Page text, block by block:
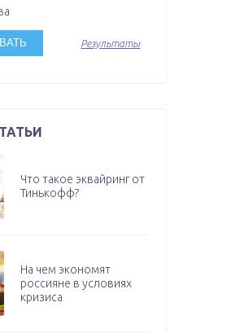
Результаты
Что такое эквайринг от
Тинькофф?
На чем экономят
россияне в условиях
кризиса